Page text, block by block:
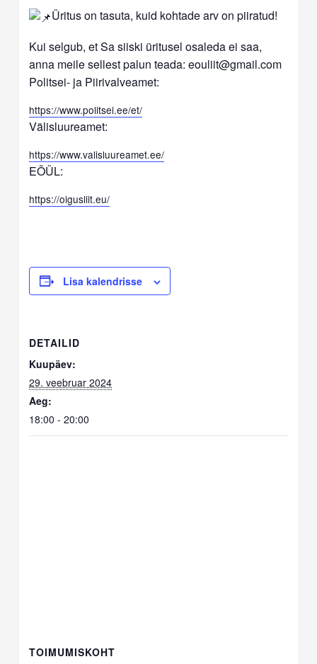
Üritus on tasuta, kuid kohtade arv on piiratud!
Kui selgub, et Sa siiski üritusel osaleda ei saa,
anna meile sellest palun teada: eouliit@gmail.com
Politsei- ja Piirivalveamet:
https://www.politsei.ee/et/
Välisluureamet:
https://www.valisluureamet.ee/
EÕÜL:
https://oigusliit.eu/
Lisa kalendrisse
DETAILID
Kuupäev:
29. veebruar 2024
Aeg:
18:00 - 20:00
TOIMUMISKOHT